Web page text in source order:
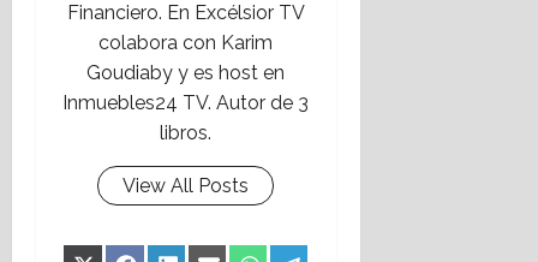
Financiero. En Excélsior TV
colabora con Karim
Goudiaby y es host en
Inmuebles24 TV. Autor de 3
libros.
View All Posts